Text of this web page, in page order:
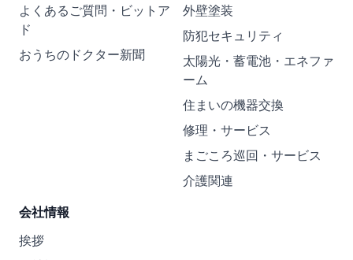
よくあるご質問・ビットア
ド
おうちのドクター新聞
外壁塗装
防犯セキュリティ
太陽光・蓄電池・エネファ
ーム
住まいの機器交換
修理・サービス
まごころ巡回・サービス
介護関連
会社情報
挨拶